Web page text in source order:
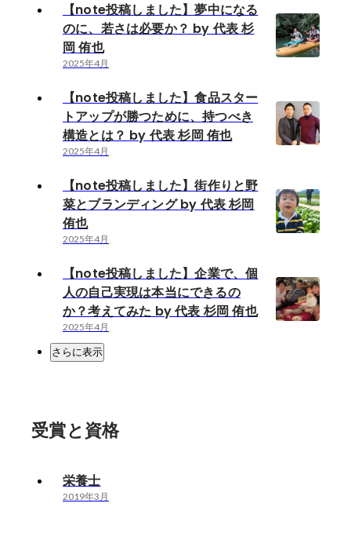
【note投稿しました】夢中になる
のに、若さは必要か？ by 代表 杉
岡 侑也
2025年4月
【note投稿しました】食品スター
トアップが勝つために、持つべき
構造とは？ by 代表 杉岡 侑也
2025年4月
【note投稿しました】街作りと野
菜とブランディング by 代表 杉岡
侑也
2025年4月
【note投稿しました】企業で、個
人の自己実現は本当にできるの
か？考えてみた by 代表 杉岡 侑也
2025年4月
さらに表示
受賞と資格
栄養士
2019年3月